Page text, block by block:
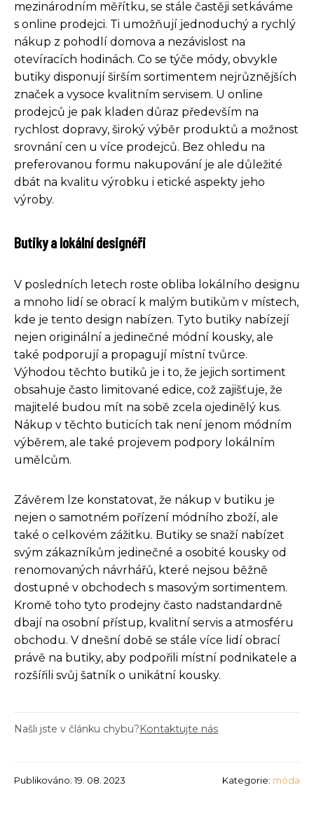
mezinárodním měřítku, se stále častěji setkáváme
s online prodejci. Ti umožňují jednoduchý a rychlý
nákup z pohodlí domova a nezávislost na
otevíracích hodinách. Co se týče módy, obvykle
butiky disponují širším sortimentem nejrůznějších
značek a vysoce kvalitním servisem. U online
prodejců je pak kladen důraz především na
rychlost dopravy, široký výběr produktů a možnost
srovnání cen u více prodejců. Bez ohledu na
preferovanou formu nakupování je ale důležité
dbát na kvalitu výrobku i etické aspekty jeho
výroby.
Butiky a lokální designéři
V posledních letech roste obliba lokálního designu
a mnoho lidí se obrací k malým butikům v místech,
kde je tento design nabízen. Tyto butiky nabízejí
nejen originální a jedinečné módní kousky, ale
také podporují a propagují místní tvůrce.
Výhodou těchto butiků je i to, že jejich sortiment
obsahuje často limitované edice, což zajišťuje, že
majitelé budou mít na sobě zcela ojedinělý kus.
Nákup v těchto buticích tak není jenom módním
výběrem, ale také projevem podpory lokálním
umělcům.
Závěrem lze konstatovat, že nákup v butiku je
nejen o samotném pořízení módního zboží, ale
také o celkovém zážitku. Butiky se snaží nabízet
svým zákazníkům jedinečné a osobité kousky od
renomovaných návrhářů, které nejsou běžně
dostupné v obchodech s masovým sortimentem.
Kromě toho tyto prodejny často nadstandardně
dbají na osobní přístup, kvalitní servis a atmosféru
obchodu. V dnešní době se stále více lidí obrací
právě na butiky, aby podpořili místní podnikatele a
rozšířili svůj šatník o unikátní kousky.
Našli jste v článku chybu?Kontaktujte nás
Publikováno: 19. 08. 2023 Kategorie: móda